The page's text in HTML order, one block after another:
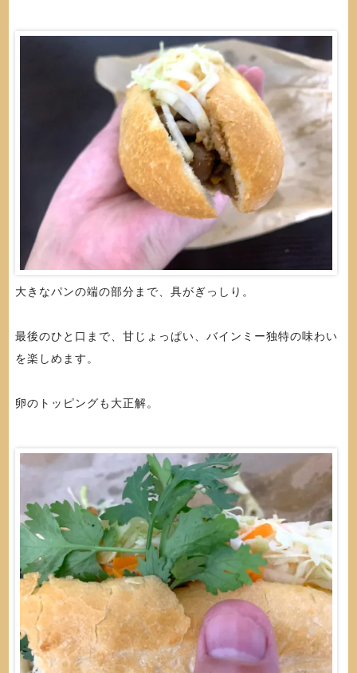
大きなパンの端の部分まで、具がぎっしり。
最後のひと口まで、甘じょっぱい、バインミー独特の味わい
を楽しめます。
卵のトッピングも大正解。